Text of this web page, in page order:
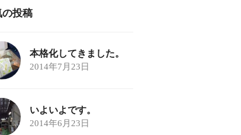
の投稿
本格化してきました。
2014年7月23日
いよいよです。
2014年6月23日